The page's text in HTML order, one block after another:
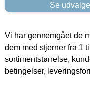
Se
Vi har gennemgået de
dem med stjerner fra 1
sortimentstørrelse,
betingelser,